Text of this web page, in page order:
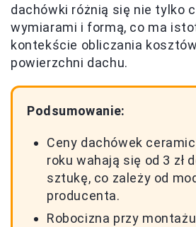
dachówki różnią się nie tylko
wymiarami i formą, co ma
kontekście obliczania
powierzchni dachu.
Podsumowanie:
Ceny dachówek
roku wahają się od 3 zł
sztukę, co zależy od
producenta.
Robocizna przy